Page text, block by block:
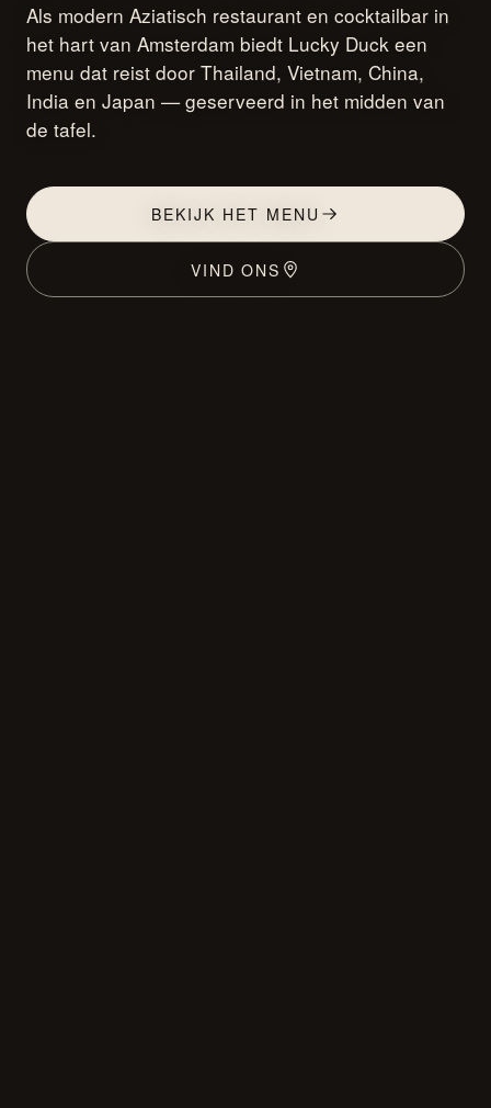
Als modern Aziatisch restaurant en cocktailbar in
het hart van Amsterdam biedt Lucky Duck een
menu dat reist door Thailand, Vietnam, China,
India en Japan — geserveerd in het midden van
de tafel.
BEKIJK HET MENU
VIND ONS